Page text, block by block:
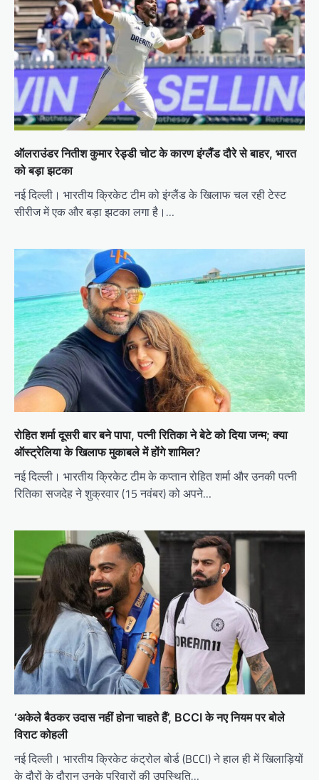
ऑलराउंडर नितीश कुमार रेड्डी चोट के कारण इंग्लैंड दौरे से बाहर, भारत
को बड़ा झटका
नई दिल्ली। भारतीय क्रिकेट टीम को इंग्लैंड के खिलाफ चल रही टेस्ट
सीरीज में एक और बड़ा झटका लगा है।…
रोहित शर्मा दूसरी बार बने पापा, पत्नी रितिका ने बेटे को दिया जन्म; क्या
ऑस्ट्रेलिया के खिलाफ मुकाबले में होंगे शामिल?
नई दिल्ली। भारतीय क्रिकेट टीम के कप्तान रोहित शर्मा और उनकी पत्नी
रितिका सजदेह ने शुक्रवार (15 नवंबर) को अपने…
‘अकेले बैठकर उदास नहीं होना चाहते हैं’, BCCI के नए नियम पर बोले
विराट कोहली
नई दिल्ली। भारतीय क्रिकेट कंट्रोल बोर्ड (BCCI) ने हाल ही में खिलाड़ियों
के दौरों के दौरान उनके परिवारों की उपस्थिति…